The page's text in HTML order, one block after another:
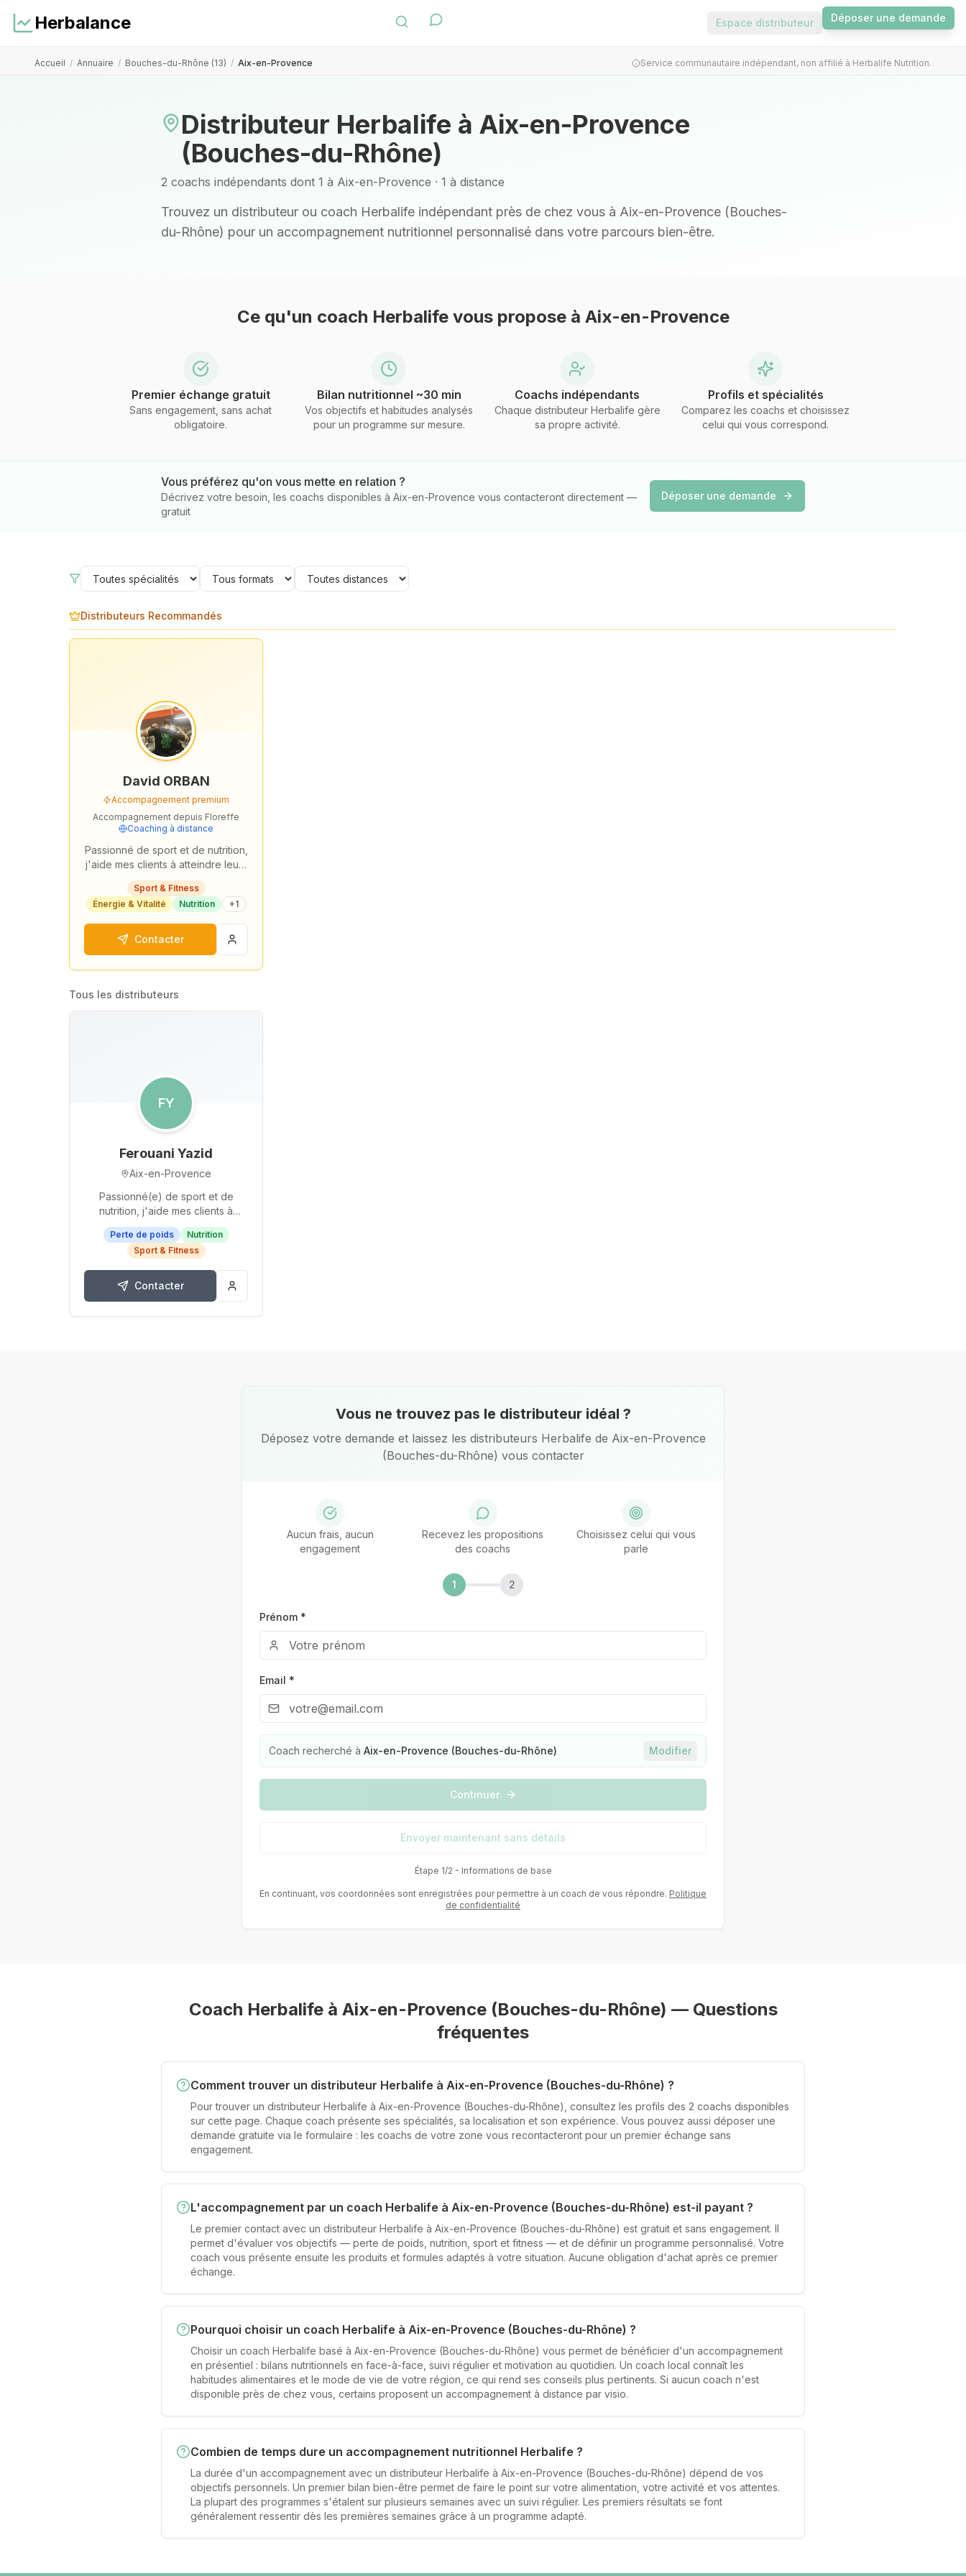
Herbalance Espace distributeur Déposer une demande
Accueil / Annuaire / Bouches-du-Rhône (13) / Aix-en-Provence Service communautaire indépendant, non affilié à Herbalife Nutrition.
Distributeur Herbalife à Aix-en-Provence
(Bouches-du-Rhône)
2 coachs indépendants dont 1 à Aix-en-Provence · 1 à distance
Trouvez un distributeur ou coach Herbalife indépendant près de chez vous à Aix-en-Provence (Bouches-
du-Rhône) pour un accompagnement nutritionnel personnalisé dans votre parcours bien-être.
Ce qu'un coach Herbalife vous proposeà Aix-en-Provence
Premier échange gratuit
Sans engagement, sans achat
obligatoire.
Bilan nutritionnel ~30 min
Vos objectifs et habitudes analysés
pour un programme sur mesure.
Coachs indépendants
Chaque distributeur Herbalife gère
sa propre activité.
Profils et spécialités
Comparez les coachs et choisissez
celui qui vous correspond.
Vous préférez qu'on vous mette en relation ?
Décrivez votre besoin, les coachs disponibles à Aix-en-Provence vous contacteront directement —
gratuit
Déposer une demande
Distributeurs Recommandés
David ORBAN
Accompagnement premium
Accompagnement depuis Floreffe
Coaching à distance
Passionné de sport et de nutrition,
j'aide mes clients à atteindre leurs
objectifs forme et performance
grâce à un accompagnement sur
mesure avec…
Sport & Fitness
Énergie & Vitalité
Nutrition +1
Contacter
Tous les distributeurs
FY
Ferouani Yazid
Aix-en-Provence
Passionné(e) de sport et de
nutrition, j'aide mes clients à
atteindre leurs objectifs forme et
performance grâce à un
accompagnement sur mesure
avec…
Perte de poids
Nutrition
Sport & Fitness
Contacter
Vous ne trouvez pas le distributeur idéal ?
Déposez votre demande et laissez les distributeurs Herbalife de Aix-en-Provence
(Bouches-du-Rhône) vous contacter
Aucun frais, aucun
engagement
Recevez les propositions
des coachs
Choisissez celui qui vous
parle
1 2
Prénom *
Email *
Coach recherché à Aix-en-Provence (Bouches-du-Rhône) Modifier
Continuer
Envoyer maintenant sans détails
Étape 1/2 - Informations de base
En continuant, vos coordonnées sont enregistrées pour permettre à un coach de vous répondre. Politique
de confidentialité
Coach Herbalife à Aix-en-Provence (Bouches-du-Rhône) — Questions
fréquentes
Comment trouver un distributeur Herbalife à Aix-en-Provence (Bouches-du-Rhône) ?
Pour trouver un distributeur Herbalife à Aix-en-Provence (Bouches-du-Rhône), consultez les profils des 2 coachs disponibles
sur cette page. Chaque coach présente ses spécialités, sa localisation et son expérience. Vous pouvez aussi déposer une
demande gratuite via le formulaire : les coachs de votre zone vous recontacteront pour un premier échange sans
engagement.
L'accompagnement par un coach Herbalife à Aix-en-Provence (Bouches-du-Rhône) est-il payant ?
Le premier contact avec un distributeur Herbalife à Aix-en-Provence (Bouches-du-Rhône) est gratuit et sans engagement. Il
permet d'évaluer vos objectifs — perte de poids, nutrition, sport et fitness — et de définir un programme personnalisé. Votre
coach vous présente ensuite les produits et formules adaptés à votre situation. Aucune obligation d'achat après ce premier
échange.
Pourquoi choisir un coach Herbalife à Aix-en-Provence (Bouches-du-Rhône) ?
Choisir un coach Herbalife basé à Aix-en-Provence (Bouches-du-Rhône) vous permet de bénéficier d'un accompagnement
en présentiel : bilans nutritionnels en face-à-face, suivi régulier et motivation au quotidien. Un coach local connaît les
habitudes alimentaires et le mode de vie de votre région, ce qui rend ses conseils plus pertinents. Si aucun coach n'est
disponible près de chez vous, certains proposent un accompagnement à distance par visio.
Combien de temps dure un accompagnement nutritionnel Herbalife ?
La durée d'un accompagnement avec un distributeur Herbalife à Aix-en-Provence (Bouches-du-Rhône) dépend de vos
objectifs personnels. Un premier bilan bien-être permet de faire le point sur votre alimentation, votre activité et vos attentes.
La plupart des programmes s'étalent sur plusieurs semaines avec un suivi régulier. Les premiers résultats se font
généralement ressentir dès les premières semaines grâce à un programme adapté.